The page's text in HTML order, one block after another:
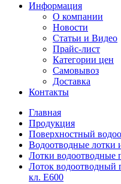
Информация
О компании
Новости
Статьи и Видео
Прайс-лист
Категории цен
Самовывоз
Доставка
Контакты
Главная
Продукция
Поверхностный
Водоотводные лотки
Лотки водоотводные
Лоток водоотводный
кл. Е600